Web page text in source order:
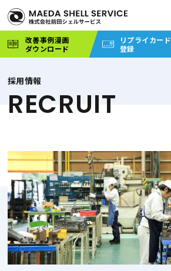
改善事例漫画
ダウンロード
リプライカード
登録
採用情報
RECRUIT